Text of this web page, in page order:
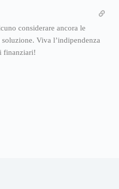
considerare ancora le
Viva l’indipendenza
finanziari!